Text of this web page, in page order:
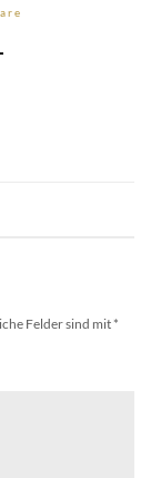
Felder sind mit *